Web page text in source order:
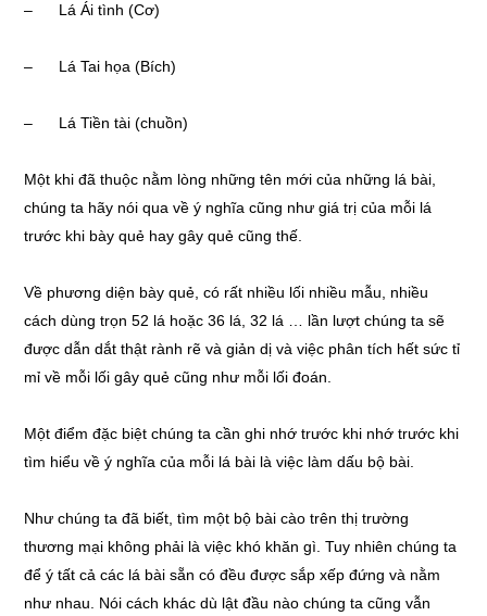
– Lá Ái tình (Cơ)
– Lá Tai họa (Bích)
– Lá Tiền tài (chuồn)
Một khi đã thuộc nằm lòng những tên mới của những lá bài,
chúng ta hãy nói qua về ý nghĩa cũng như giá trị của mỗi lá
trước khi bày quẻ hay gây quẻ cũng thế.
Về phương diện bày quẻ, có rất nhiều lối nhiều mẫu, nhiều
cách dùng trọn 52 lá hoặc 36 lá, 32 lá … lần lượt chúng ta sẽ
được dẫn dắt thật rành rẽ và giản dị và việc phân tích hết sức tỉ
mỉ về mỗi lối gây quẻ cũng như mỗi lối đoán.
Một điểm đặc biệt chúng ta cần ghi nhớ trước khi nhớ trước khi
tìm hiểu về ý nghĩa của mỗi lá bài là việc làm dấu bộ bài.
Như chúng ta đã biết, tìm một bộ bài cào trên thị trường
thương mại không phải là việc khó khăn gì. Tuy nhiên chúng ta
để ý tất cả các lá bài sẵn có đều được sắp xếp đứng và nằm
như nhau. Nói cách khác dù lật đầu nào chúng ta cũng vẫn